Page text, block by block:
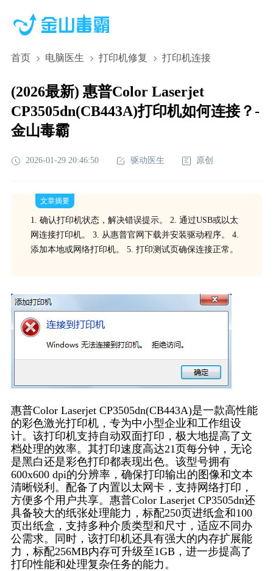
首页 电脑医生 打印机修复 打印机连接
(2026最新) 惠普Color Laserjet
CP3505dn(CB443A)打印机如何连接？-
金山毒霸
2026-01-29 20:46:50 驱动医生 原创
文章摘要
1. 确认打印机状态，解决错误提示。 2. 通过USB或以太
网连接打印机。 3. 从惠普官网下载并安装驱动程序。 4.
添加本地或网络打印机。 5. 打印测试页确保连接正常。
惠普Color Laserjet CP3505dn(CB443A)是一款高性能
的彩色激光打印机，专为中小型企业和工作组设
计。该打印机支持自动双面打印，极大地提高了文
档处理的效率。其打印速度高达21页每分钟，无论
是黑白还是彩色打印都表现出色。该型号拥有
600x600 dpi的分辨率，确保打印输出的图像和文本
清晰锐利。配备了内置以太网卡，支持网络打印，
方便多个用户共享。惠普Color Laserjet CP3505dn还
具备较大的纸张处理能力，标配250页进纸盒和100
页出纸盒，支持多种介质类型和尺寸，适应不同办
公需求。同时，该打印机还具有强大的内存扩展能
力，标配256MB内存可升级至1GB，进一步提高了
打印性能和处理复杂任务的能力。